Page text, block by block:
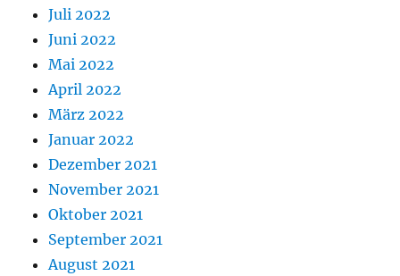
Juli 2022
Juni 2022
Mai 2022
April 2022
März 2022
Januar 2022
Dezember 2021
November 2021
Oktober 2021
September 2021
August 2021